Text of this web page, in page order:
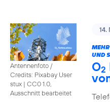
Antennenfoto /
Credits: Pixabay User
stux | CC0 1.0,
Ausschnitt bearbeitet
14.
UND
O2